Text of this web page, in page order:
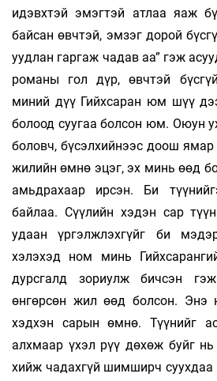
идэвхтэй эмэгтэй атлаа яаж
байсан өвчтэй, эмзэг дорой
уудлан гаргаж чадав аа” гэж
романы гол дүр, өвчтэй
миний дүү Гийхсаран юм шүү
болоод суугаа болсон юм. Оюун
боловч, бүсэлхийнээс доош
жилийн өмнө эцэг, эх минь өөд
амьдрахаар ирсэн. Би
байлаа. Сүүлийн хэдэн сар
удаан үргэлжлэхгүйг би
хэлэхэд ном минь
дурсгалд зориулж бичсэн
өнгөрсөн жил өөд болсон. Энэ
хэдхэн сарын өмнө. Түүнийг
алхмаар үхэл рүү дөхөж буйг
хийж чадахгүй шимширч суухдаа